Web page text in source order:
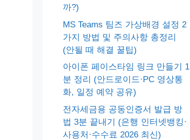
까?)
MS Teams 팀즈 가상배경 설정 2
가지 방법 및 주의사항 총정리
(안될 때 해결 꿀팁)
아이폰 페이스타임 링크 만들기 1
분 정리 (안드로이드·PC 영상통
화, 일정 예약 공유)
전자세금용 공동인증서 발급 방
법 3분 끝내기 (은행 인터넷뱅킹·
사용처·수수료 2026 최신)